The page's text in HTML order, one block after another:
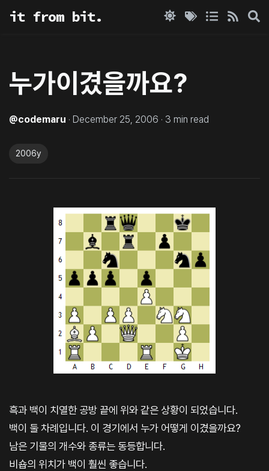
it from bit.
누가이겼을까요?
@codemaru · December 25, 2006 · 3 min read
2006y
흑과 백이 치열한 공방 끝에 위와 같은 상황이 되었습니다.
백이 둘 차례입니다. 이 경기에서 누가 어떻게 이겼을까요?
남은 기물의 개수와 종류는 동등합니다.
비숍의 위치가 백이 훨씬 좋습니다.